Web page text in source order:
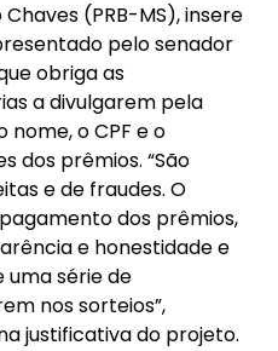
(PRB-MS), insere
pelo senador
obriga as
a divulgarem pela
o CPF e o
dos prêmios. “São
e de fraudes. O
dos prêmios,
e honestidade e
uma série de
nos sorteios”,
justificativa do projeto.